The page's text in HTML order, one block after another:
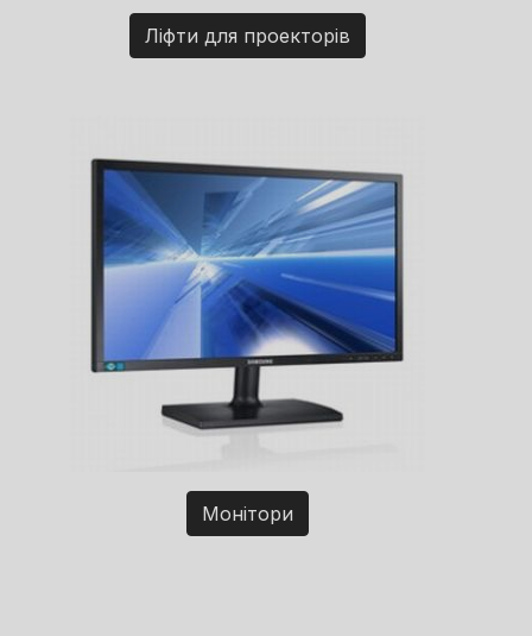
Ліфти для проекторів
Монітори